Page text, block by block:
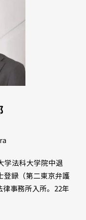
学法科大学院中退
登録（第二東京弁護
事務所入所。22年